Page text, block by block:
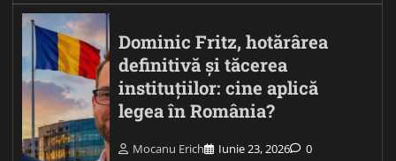
Dominic Fritz, hotărârea
definitivă și tăcerea
instituțiilor: cine aplică
legea în România?
Mocanu Erich Iunie 23, 2026 0